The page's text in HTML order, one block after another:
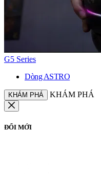
G5 Series
Dòng ASTRO
KHÁM PHÁ KHÁM PHÁ
ĐỔI MỚI